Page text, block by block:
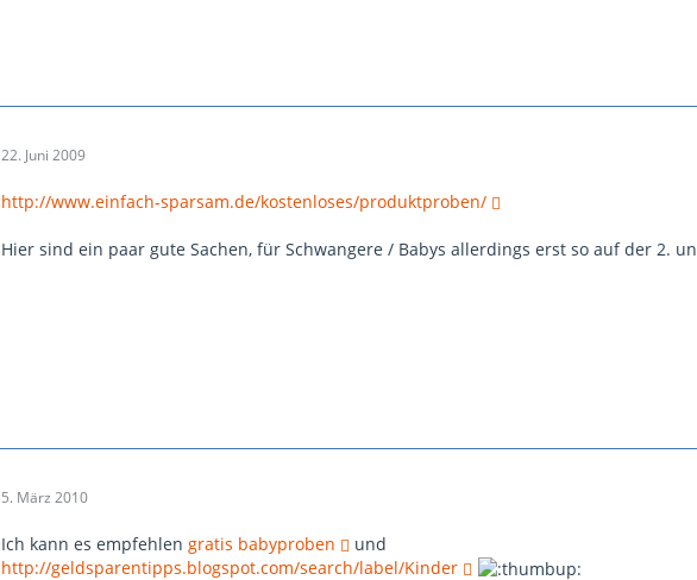
22. Juni 2009
http://www.einfach-sparsam.de/kostenloses/produktproben/
Hier sind ein paar gute Sachen, für Schwangere / Babys allerdings erst so auf der 2.
5. März 2010
Ich kann es empfehlen gratis babyproben
und
http://geldsparentipps.blogspot.com/search/label/Kinder